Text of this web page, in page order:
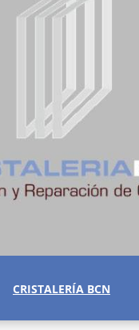
CRISTALERÍA BCN